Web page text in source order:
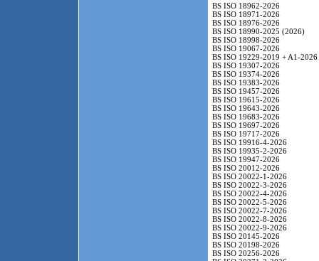
BS ISO 18962-2026
BS ISO 18971-2026
BS ISO 18976-2026
BS ISO 18990-2025 (2026)
BS ISO 18998-2026
BS ISO 19067-2026
BS ISO 19229-2019 + A1-2026
BS ISO 19307-2026
BS ISO 19374-2026
BS ISO 19383-2026
BS ISO 19457-2026
BS ISO 19615-2026
BS ISO 19643-2026
BS ISO 19683-2026
BS ISO 19697-2026
BS ISO 19717-2026
BS ISO 19916-4-2026
BS ISO 19935-2-2026
BS ISO 19947-2026
BS ISO 20012-2026
BS ISO 20022-1-2026
BS ISO 20022-3-2026
BS ISO 20022-4-2026
BS ISO 20022-5-2026
BS ISO 20022-7-2026
BS ISO 20022-8-2026
BS ISO 20022-9-2026
BS ISO 20145-2026
BS ISO 20198-2026
BS ISO 20256-2026